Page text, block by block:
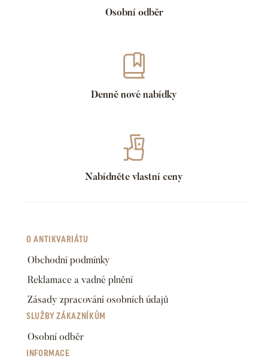
Osobní odběr
Denně nové nabídky
Nabídněte vlastní ceny
O ANTIKVARIÁTU
Obchodní podmínky
Reklamace a vadné plnění
Zásady zpracování osobních údajů
SLUŽBY ZÁKAZNÍKŮM
Osobní odběr
INFORMACE